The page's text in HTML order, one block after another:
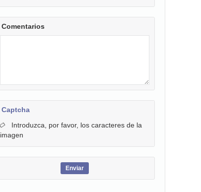
Comentarios
Captcha
Introduzca, por favor, los caracteres de la
imagen